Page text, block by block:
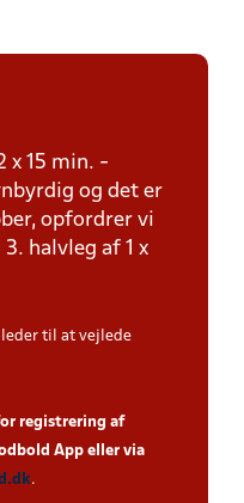
x 15 min. -
og det er
opfordrer vi
halvleg af 1 x
til at vejlede
registrering af
App eller via
.